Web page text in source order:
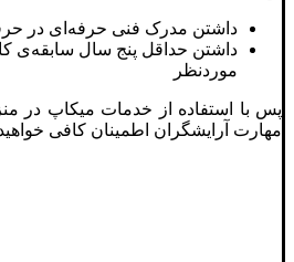
داشتن مدرک فنی حرفه‌ای در
داشتن حداقل پنج سال سابقه‌ی
موردنظر
پس با استفاده از خدمات میکاپ در
مهارت آرایشگران اطمینان کافی